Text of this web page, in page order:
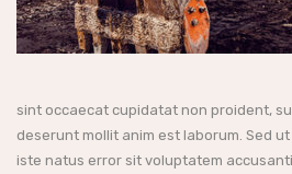
sint occaecat cupidatat non proident,
deserunt mollit anim est laborum. Sed
iste natus error sit voluptatem